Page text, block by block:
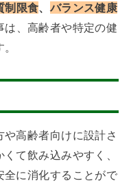
制限食、バランス健康
、高齢者や特定の健
高齢者向けに設計さ
て飲み込みやすく、
全に消化することがで